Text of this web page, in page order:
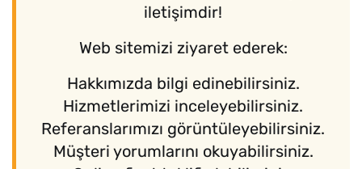
iletişimdir!
Web sitemizi ziyaret ederek:
Hakkımızda bilgi edinebilirsiniz.
Hizmetlerimizi inceleyebilirsiniz.
Referanslarımızı görüntüleyebilirsiniz.
Müşteri yorumlarını okuyabilirsiniz.